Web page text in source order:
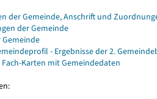
der Gemeinde, Anschrift und
der Gemeinde
Gemeinde
- Ergebnisse der 2.
Karten mit Gemeindedaten